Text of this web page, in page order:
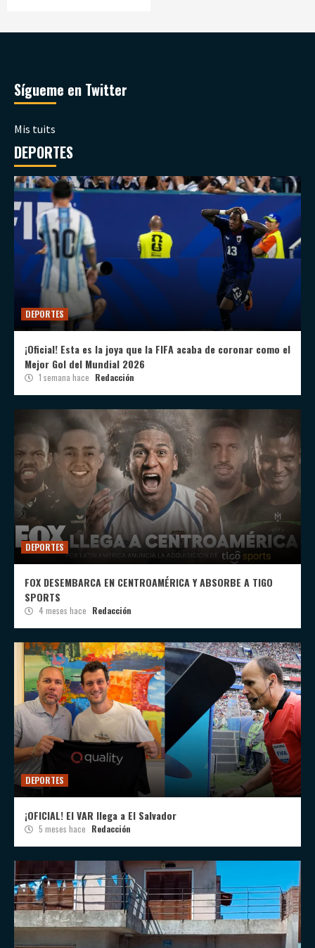
Sígueme en Twitter
Mis tuits
DEPORTES
DEPORTES
¡Oficial! Esta es la joya que la FIFA acaba de coronar como el
Mejor Gol del Mundial 2026
1 semana hace Redacción
DEPORTES
FOX DESEMBARCA EN CENTROAMÉRICA Y ABSORBE A TIGO
SPORTS
4 meses hace Redacción
DEPORTES
¡OFICIAL! El VAR llega a El Salvador
5 meses hace Redacción